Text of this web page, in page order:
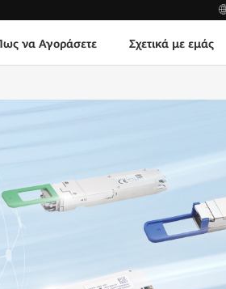
να Αγοράσετε Σχετικά με εμάς